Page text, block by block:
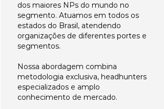
dos maiores NPs do mundo no
segmento. Atuamos em todos os
estados do Brasil, atendendo
organizações de diferentes portes e
segmentos.
Nossa abordagem combina
metodologia exclusiva, headhunters
especializados e amplo
conhecimento de mercado.